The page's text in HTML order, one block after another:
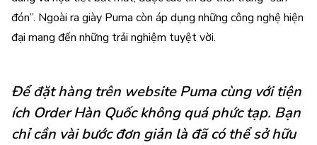
đón”. Ngoài ra giày Puma còn áp dụng những công nghệ hiện
đại mang đến những trải nghiệm tuyệt vời.
Để đặt hàng trên website Puma cùng với tiện
ích Order Hàn Quốckhông quá phức tạp. Bạn
chỉ cần vài bước đơn giản là đã có thể sở hữu